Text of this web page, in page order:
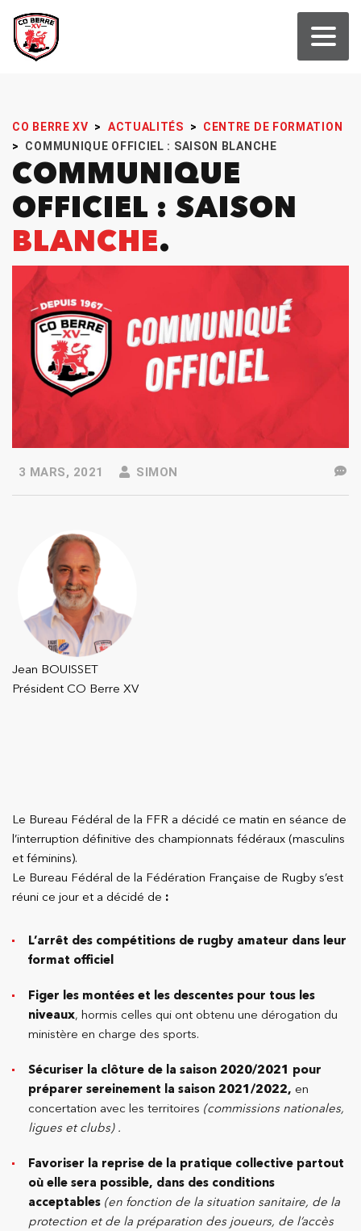
CO BERRE XV > ACTUALITÉS >
CENTRE DE FORMATION
>
COMMUNIQUE OFFICIEL : SAISON BLANCHE
COMMUNIQUE
OFFICIEL : SAISON
BLANCHE
3 MARS, 2021 SIMON
Jean BOUISSET
Président CO Berre XV
Le Bureau Fédéral de la FFR a décidé ce matin en séance de
l’interruption définitive des championnats fédéraux (masculins
et féminins).
Le Bureau Fédéral de la Fédération Française de Rugby s’est
réuni ce jour et a décidé de :
L’arrêt des compétitions de rugby amateur dans leur
format officiel
Figer les montées et les descentes pour tous les
niveaux, hormis celles qui ont obtenu une dérogation du
ministère en charge des sports.
Sécuriser la clôture de la saison 2020/2021 pour
préparer sereinement la saison 2021/2022, en
concertation avec les territoires (commissions nationales,
ligues et clubs) .
Favoriser la reprise de la pratique collective partout
où elle sera possible, dans des conditions
acceptables (en fonction de la situation sanitaire, de la
protection et de la préparation des joueurs, de l’accès